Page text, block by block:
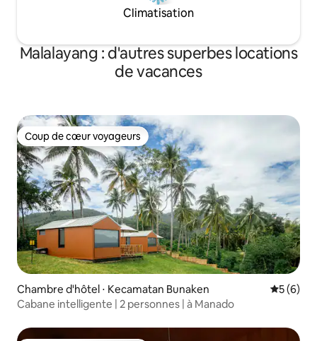
Climatisation
Malalayang : d'autres superbes locations
de vacances
Coup de cœur voyageurs
Coup de cœur voyageurs
Chambre d'hôtel ⋅ Kecamatan Bunaken
5 (6)
Cabane intelligente | 2 personnes | à Manado